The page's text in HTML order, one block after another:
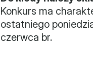
Konkurs ma
ostatniego
czerwca br.